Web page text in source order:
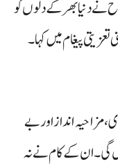
نے دنیا بھر کے دلوں کو
پیغام میں کہا۔
مزاحیہ انداز اور بے
گی۔ ان کے کام نے نہ